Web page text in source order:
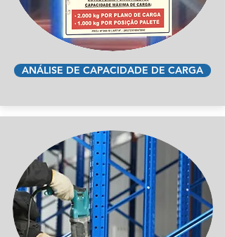
ANÁLISE DE CAPACIDADE DE CARGA